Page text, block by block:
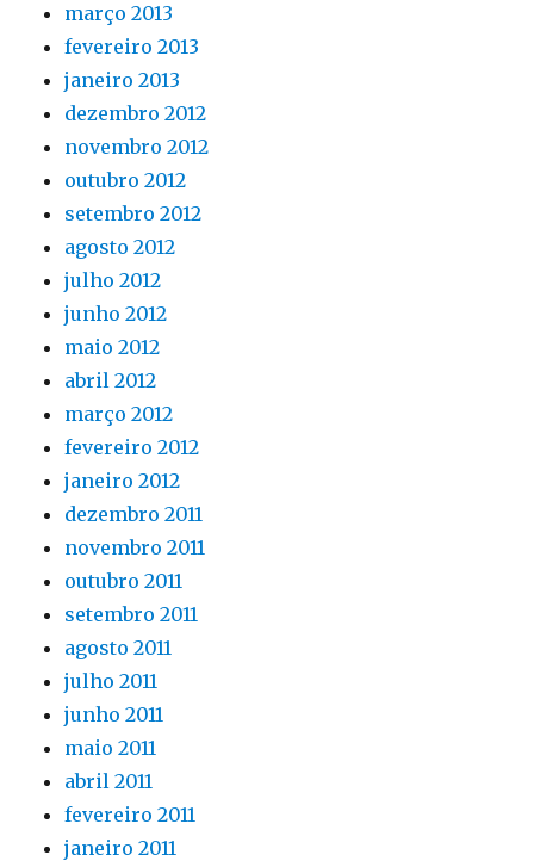
março 2013
fevereiro 2013
janeiro 2013
dezembro 2012
novembro 2012
outubro 2012
setembro 2012
agosto 2012
julho 2012
junho 2012
maio 2012
abril 2012
março 2012
fevereiro 2012
janeiro 2012
dezembro 2011
novembro 2011
outubro 2011
setembro 2011
agosto 2011
julho 2011
junho 2011
maio 2011
abril 2011
fevereiro 2011
janeiro 2011